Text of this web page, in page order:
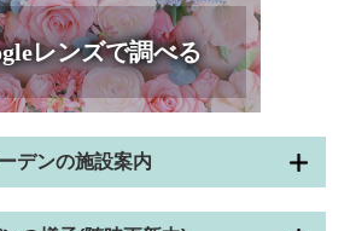
レンズで調べる
デンの施設案内